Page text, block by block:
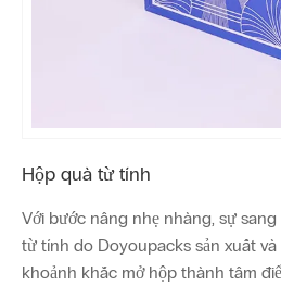
Hộp quà từ tính
Với bước nâng nhẹ nhàng, sự
từ tính do Doyoupacks sản xuất
khoảnh khắc mở hộp thành tâm